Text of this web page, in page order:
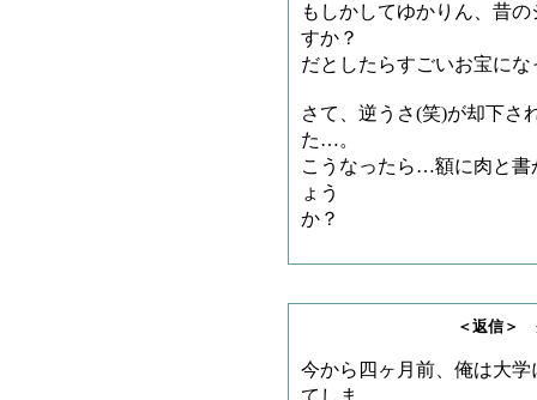
もしかしてゆかりん、昔
すか？
だとしたらすごいお宝に
さて、逆うさ(笑)が却下さ
た…。
こうなったら…額に肉と
ょう
か？
＜返信＞ クリフさ
今から四ヶ月前、俺は大